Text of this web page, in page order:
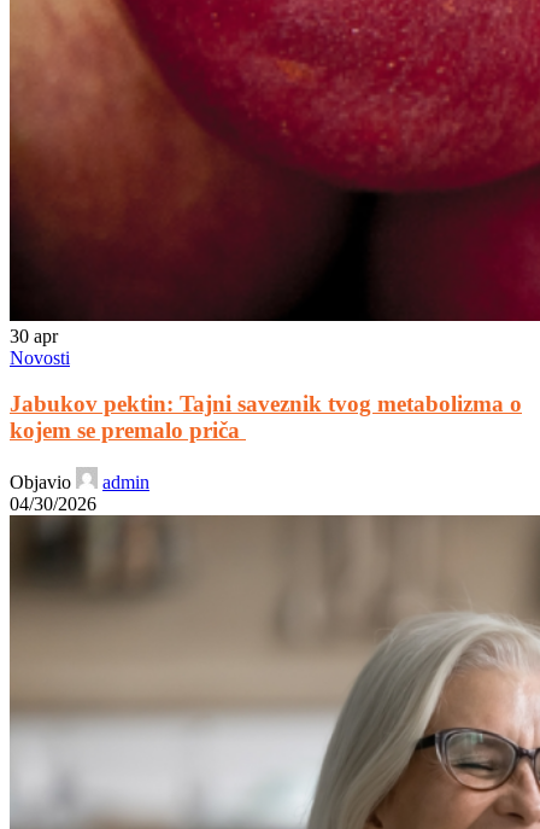
30 apr
Novosti
Jabukov pektin: Tajni saveznik tvog metabolizma o
kojem se premalo priča
Objavio
admin
04/30/2026